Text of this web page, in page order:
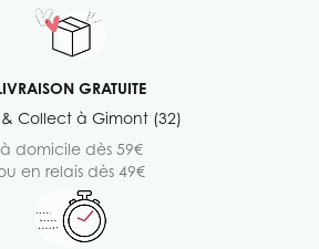
GRATUITE
Collect à Gimont (32)
à domicile dès 59€
en relais dès 49€